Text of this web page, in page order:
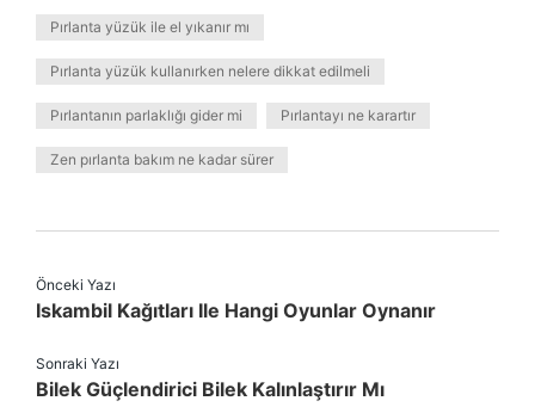
Pırlanta yüzük ile el yıkanır mı
Pırlanta yüzük kullanırken nelere dikkat edilmeli
Pırlantanın parlaklığı gider mi Pırlantayı ne karartır
Zen pırlanta bakım ne kadar sürer
Önceki Yazı
Iskambil Kağıtları Ile Hangi Oyunlar Oynanır
Sonraki Yazı
Bilek Güçlendirici Bilek Kalınlaştırır Mı